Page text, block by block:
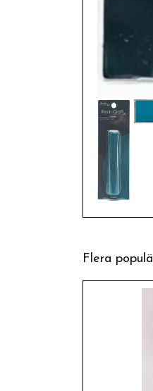
Flera